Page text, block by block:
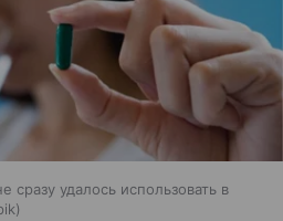
сразу удалось использовать в